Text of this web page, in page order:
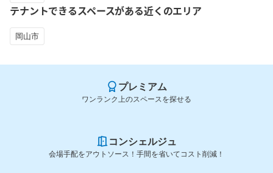
テナントできるスペースがある近くのエリア
岡山市
プレミアム
ワンランク上のスペースを探せる
コンシェルジュ
会場手配をアウトソース！手間を省いてコスト削減！